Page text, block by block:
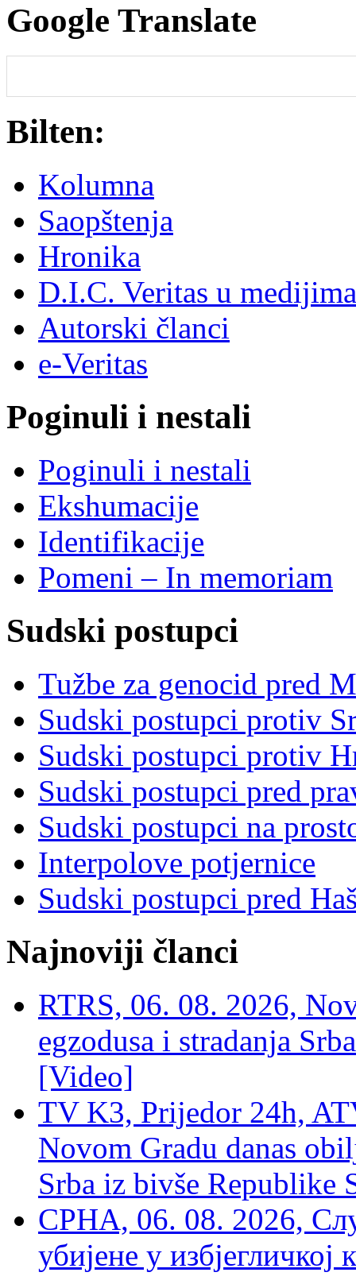
Google Translate
Bilten:
Kolumna
Saopštenja
Hronika
D.I.C. Veritas u medijima
Autorski članci
e-Veritas
Poginuli i nestali
Poginuli i nestali
Ekshumacije
Identifikacije
Pomeni – In memoriam
Sudski postupci
Tužbe za genocid pred
Sudski postupci protiv
Sudski postupci protiv
Sudski postupci pred
Sudski postupci na
Interpolove potjernice
Sudski postupci pred
Najnoviji članci
RTRS, 06. 08. 2026,
egzodusa i stradanja
[Video]
TV K3, Prijedor 24h,
Novom Gradu danas
Srba iz bivše Republike
СРНА, 06. 08. 2026,
убијене у избјегличкој